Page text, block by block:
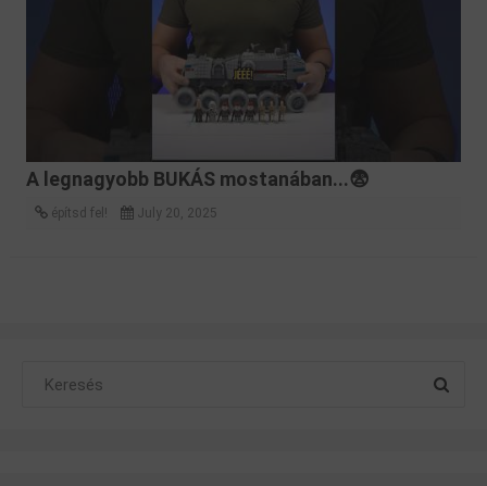
A legnagyobb BUKÁS mostanában...😨
építsd fel! July 20, 2025